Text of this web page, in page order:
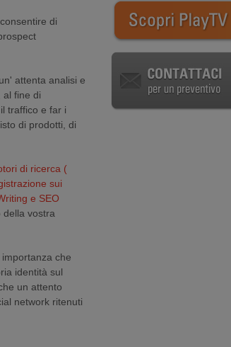
di
attenta analisi e
al fine di
traffico e far i
di prodotti, di
di ricerca (
sui
e SEO
vostra
che
identità sul
un attento
network ritenuti